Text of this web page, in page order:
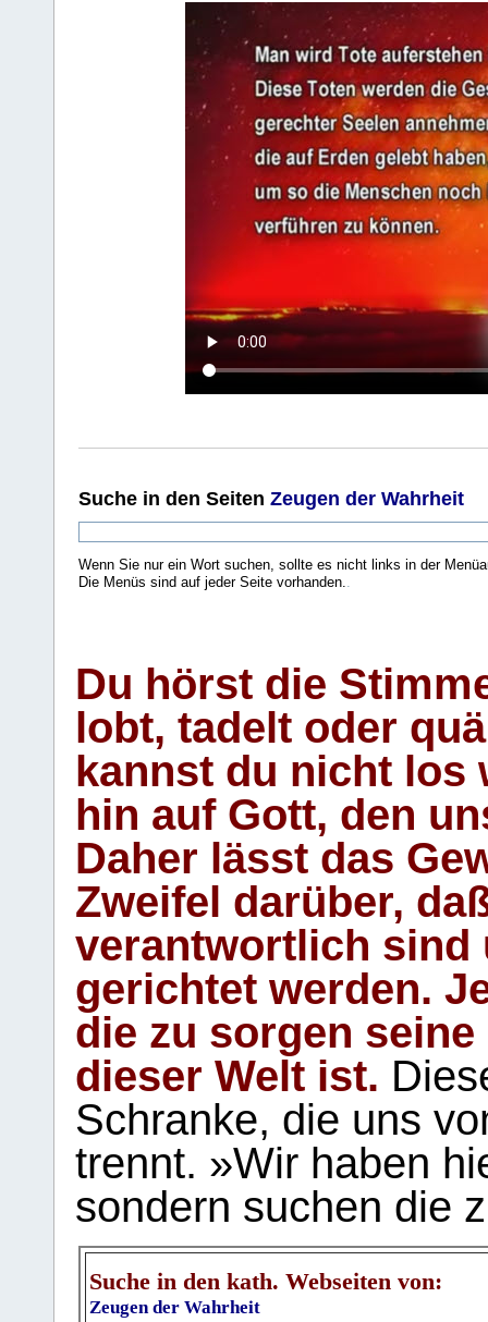
Suche in den Seiten Zeugen der Wahrheit
Wenn Sie nur ein Wort suchen, sollte es nicht links in der
Die Menüs sind auf jeder Seite vorhanden.
Du hörst die
lobt, tadelt oder
kannst du nicht los
hin auf Gott, den
Daher lässt das
Zweifel darüber,
verantwortlich sind
gerichtet werden.
die zu sorgen
dieser Welt ist.
Schranke, die uns
trennt. »Wir haben
sondern suchen die
Suche in den kath. Webseiten von:
Zeugen der Wahrheit